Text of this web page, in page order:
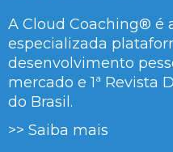
A Cloud Coaching® é
especializada
desenvolvimento
mercado e 1ª Revista
do Brasil.
>> Saiba mais